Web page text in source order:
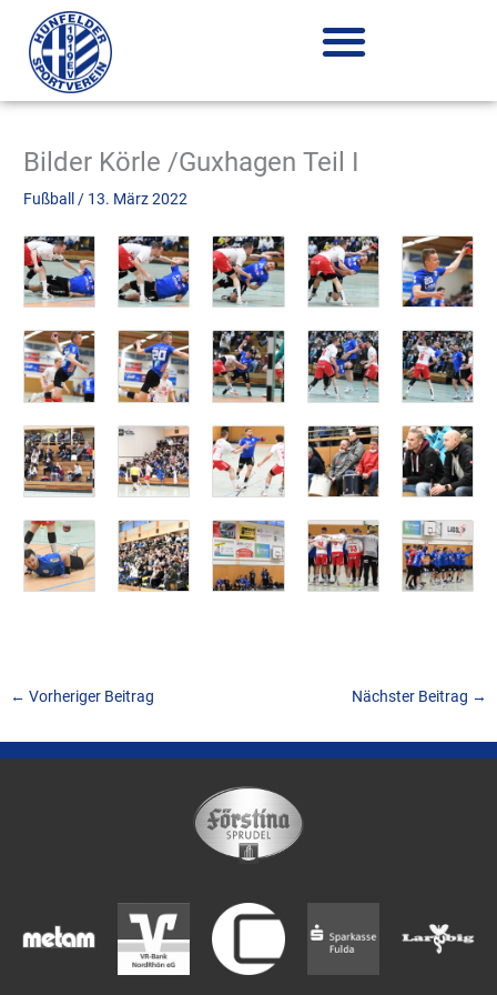
Inhalt
springen
Bilder Körle /Guxhagen Teil I
Fußball / 13. März 2022
← Vorheriger Beitrag Nächster Beitrag →